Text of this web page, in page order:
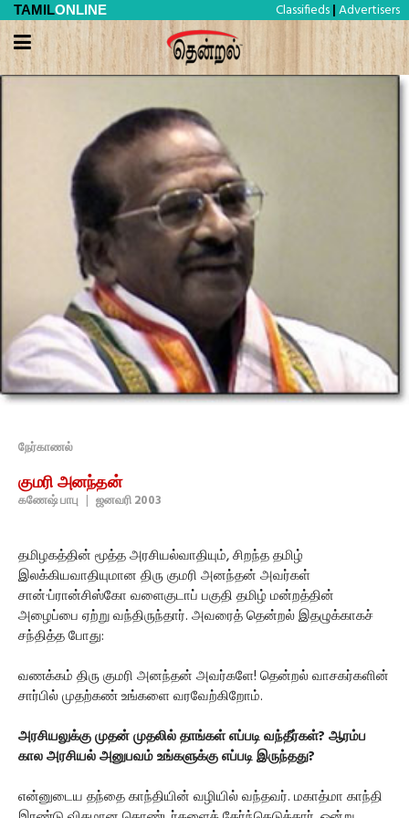
TAMILONLINE Classifieds | Advertisers
நேர்காணல்
குமரி அனந்தன்
கணேஷ் பாபு | ஜனவரி 2003
தமிழகத்தின் மூத்த அரசியல்வாதியும், சிறந்த தமிழ்
இலக்கியவாதியுமான திரு குமரி அனந்தன் அவர்கள்
சான்·ப்ரான்சிஸ்கோ வளைகுடாப் பகுதி தமிழ் மன்றத்தின்
அழைப்பை ஏற்று வந்திருந்தார். அவரைத் தென்றல் இதழுக்காகச்
சந்தித்த போது:
வணக்கம் திரு குமரி அனந்தன் அவர்களே! தென்றல் வாசகர்களின்
சார்பில் முதற்கண் உங்களை வரவேற்கிறோம்.
அரசியலுக்கு முதன் முதலில் தாங்கள் எப்படி வந்தீர்கள்? ஆரம்ப
கால அரசியல் அனுபவம் உங்களுக்கு எப்படி இருந்தது?
என்னுடைய தந்தை காந்தியின் வழியில் வந்தவர். மகாத்மா காந்தி